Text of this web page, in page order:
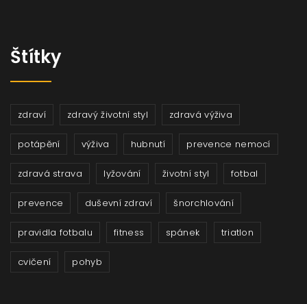
Štítky
zdraví zdravý životní styl zdravá výživa
potápění výživa hubnutí prevence nemocí
zdravá strava lyžování životní styl fotbal
prevence duševní zdraví šnorchlování
pravidla fotbalu fitness spánek triatlon
cvičení pohyb